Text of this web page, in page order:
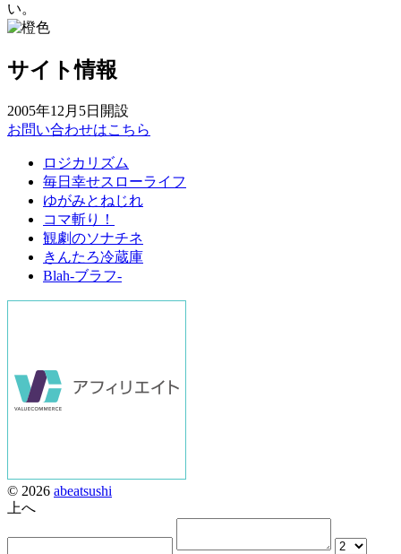
い。
サイト情報
2005年12月5日開設
お問い合わせはこちら
ロジカリズム
毎日幸せスローライフ
ゆがみとねじれ
コマ斬り！
観劇のソナチネ
きんたろ冷蔵庫
Blah-ブラフ-
© 2026 abeatsushi
上へ